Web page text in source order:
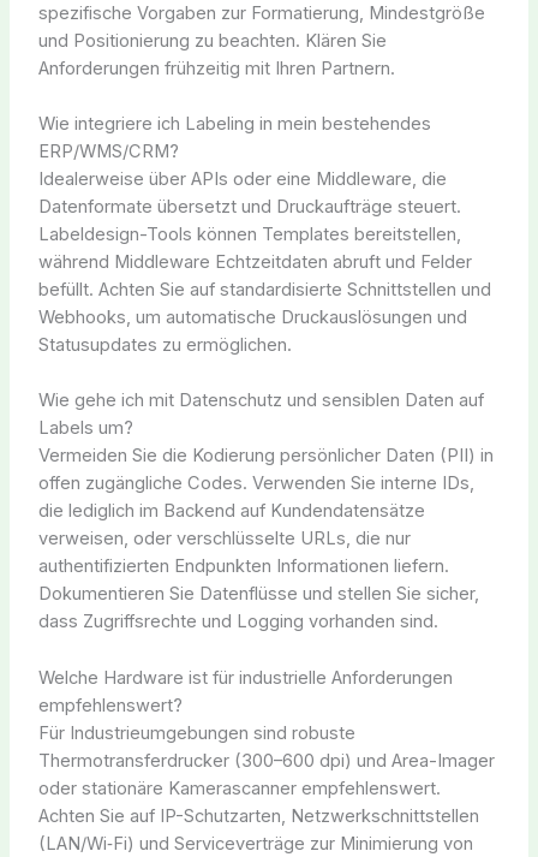
spezifische Vorgaben zur Formatierung, Mindestgröße
und Positionierung zu beachten. Klären Sie
Anforderungen frühzeitig mit Ihren Partnern.
Wie integriere ich Labeling in mein bestehendes
ERP/WMS/CRM?
Idealerweise über APIs oder eine Middleware, die
Datenformate übersetzt und Druckaufträge steuert.
Labeldesign-Tools können Templates bereitstellen,
während Middleware Echtzeitdaten abruft und Felder
befüllt. Achten Sie auf standardisierte Schnittstellen und
Webhooks, um automatische Druckauslösungen und
Statusupdates zu ermöglichen.
Wie gehe ich mit Datenschutz und sensiblen Daten auf
Labels um?
Vermeiden Sie die Kodierung persönlicher Daten (PII) in
offen zugängliche Codes. Verwenden Sie interne IDs,
die lediglich im Backend auf Kundendatensätze
verweisen, oder verschlüsselte URLs, die nur
authentifizierten Endpunkten Informationen liefern.
Dokumentieren Sie Datenflüsse und stellen Sie sicher,
dass Zugriffsrechte und Logging vorhanden sind.
Welche Hardware ist für industrielle Anforderungen
empfehlenswert?
Für Industrieumgebungen sind robuste
Thermotransferdrucker (300–600 dpi) und Area-Imager
oder stationäre Kamerascanner empfehlenswert.
Achten Sie auf IP-Schutzarten, Netzwerkschnittstellen
(LAN/Wi‑Fi) und Serviceverträge zur Minimierung von